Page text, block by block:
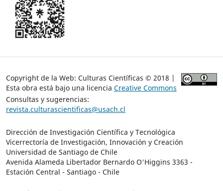
Copyright de la Web: Culturas Científicas © 2018 |
Esta obra está bajo una licencia Creative Commons
Consultas y sugerencias:
revista.culturascientificas@usach.cl
Dirección de Investigación Científica y Tecnológica
Vicerrectoría de Investigación, Innovación y Creación
Universidad de Santiago de Chile
Avenida Alameda Libertador Bernardo O'Higgins 3363 -
Estación Central - Santiago - Chile